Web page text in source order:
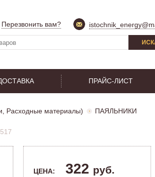
Перезвонить вам?
ПРАЙС-ЛИСТ
Расходные материалы) ПАЯЛЬНИКИ
ЦЕНА: 322 руб.